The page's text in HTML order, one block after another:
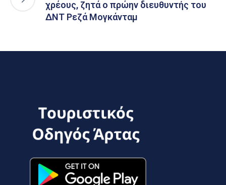
χρέους, ζητά ο πρώην διευθυντής του
ΔΝΤ Ρεζά Μογκάνταμ